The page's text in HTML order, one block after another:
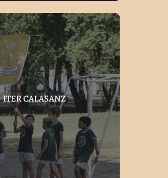
ITER CALASANZ